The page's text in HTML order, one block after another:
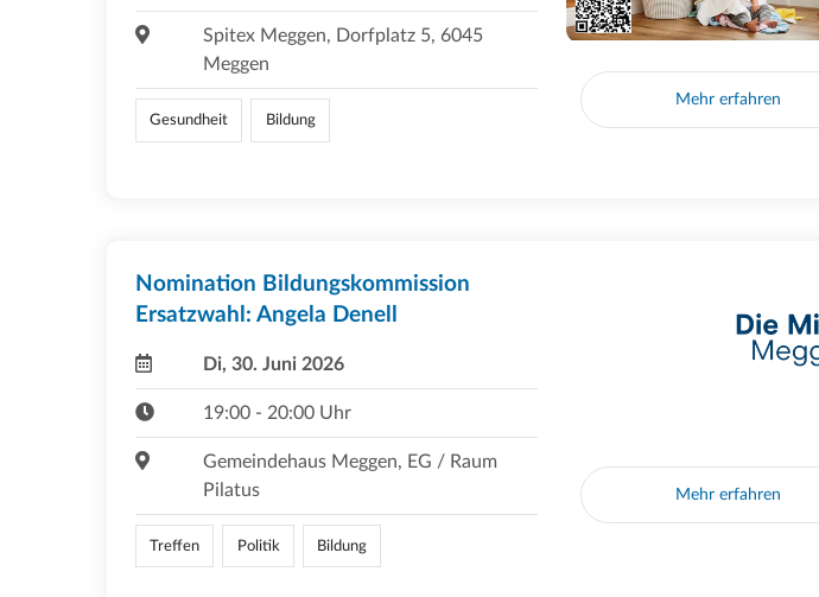
Spitex Meggen, Dorfplatz 5, 6045
Meggen
Gesundheit Bildung
Mehr erfahren
Nomination Bildungskommission
Ersatzwahl: Angela Denell
Di, 30. Juni 2026
19:00 - 20:00 Uhr
Gemeindehaus Meggen, EG / Raum
Pilatus
Treffen Politik Bildung
Mehr erfahren